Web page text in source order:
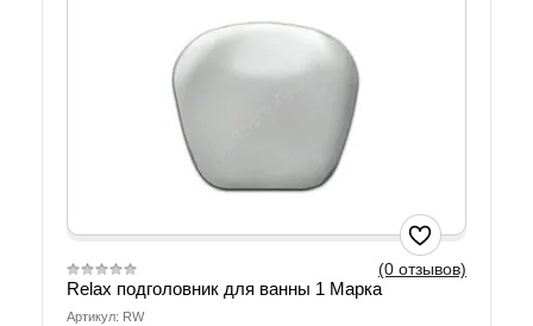
(0 отзывов)
Relax подголовник для ванны 1 Марка
Артикул: RW